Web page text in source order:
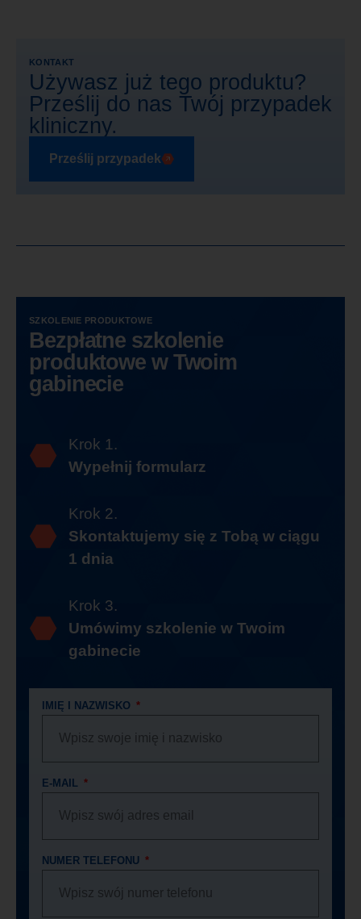
KONTAKT
Używasz już tego produktu?
Prześlij do nas Twój przypadek
kliniczny.
Prześlij przypadek
SZKOLENIE PRODUKTOWE
Bezpłatne szkolenie
produktowe w Twoim
gabinecie
Krok 1.
Wypełnij formularz
Krok 2.
Skontaktujemy się z Tobą w ciągu
1 dnia
Krok 3.
Umówimy szkolenie w Twoim
gabinecie
IMIĘ I NAZWISKO
E-MAIL
NUMER TELEFONU